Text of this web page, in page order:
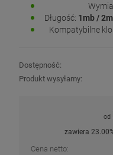
Długość: 1mb /
Kompatybilne
Dostępność:
Produkt wysyłamy:
od
zawiera
Cena netto: